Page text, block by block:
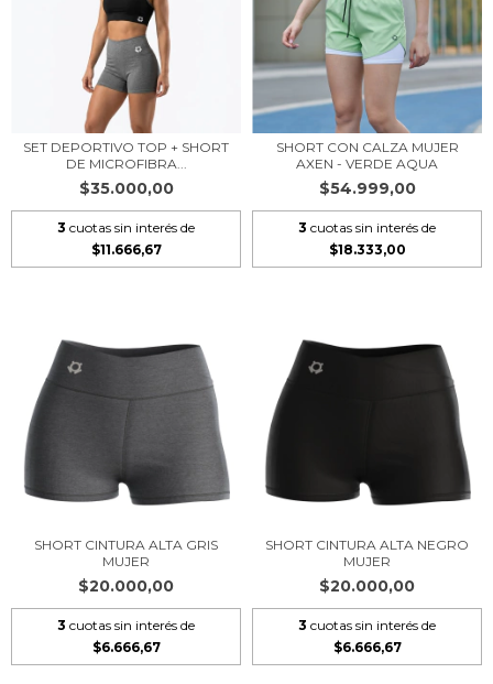
SET DEPORTIVO TOP + SHORT
DE MICROFIBRA...
$35.000,00
3 cuotas sin interés de
$11.666,67
SHORT CON CALZA MUJER
AXEN - VERDE AQUA
$54.999,00
3 cuotas sin interés de
$18.333,00
SHORT CINTURA ALTA GRIS
MUJER
$20.000,00
3 cuotas sin interés de
$6.666,67
SHORT CINTURA ALTA NEGRO
MUJER
$20.000,00
3 cuotas sin interés de
$6.666,67